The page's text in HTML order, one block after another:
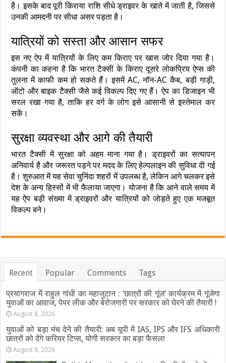
है। इसके बाद पूरी किराया राशि सीधे ड्राइवर के खाते में जाती है, जिससे
उनकी आमदनी पर सीधा असर पड़ता है।
यात्रियों को सस्ता और आसान सफर
इस नए ऐप में यात्रियों के लिए कम किराए पर खास जोर दिया गया है।
कंपनी का कहना है कि भारत टैक्सी के किराए दूसरे लोकप्रिय ऐप्स की
तुलना में काफी कम हो सकते हैं। इसमें AC, नॉन-AC कैब, बड़ी गाड़ी,
ऑटो और बाइक टैक्सी जैसे कई विकल्प दिए गए हैं। ऐप का डिजाइन भी
सरल रखा गया है, ताकि हर वर्ग के लोग इसे आसानी से इस्तेमाल कर
सकें।
सुरक्षा व्यवस्था और आगे की तैयारी
भारत टैक्सी में सुरक्षा को अहम माना गया है। ड्राइवरों का सत्यापन
अनिवार्य है और जरूरत पड़ने पर मदद के लिए हेल्पलाइन की सुविधा दी गई
है। शुरुआत में यह सेवा चुनिंदा शहरों में उपलब्ध है, लेकिन आगे चलकर इसे
देश के अन्य हिस्सों में भी फैलाया जाएगा। योजना है कि आने वाले समय में
यह ऐप बड़ी संख्या में ड्राइवरों और यात्रियों को जोड़ते हुए एक मजबूत
विकल्प बने।
Recent Popular Comments Tags
प्रयागराज में राहुल गांधी का महाजुटान : ‘छात्रों की गूंज’ कार्यक्रम में गूंजेगा
युवाओं का आवाज, पेपर लीक और बेरोजगारी पर सरकार को घेरने की तैयारी !
August 8, 2026
युवाओं को बड़ा मंच देने की तैयारी: अब यूपी में IAS, IPS और IFS अधिकारी
छात्रों को देंगे करियर टिप्स, योगी सरकार का बड़ा फैसला
August 8, 2026